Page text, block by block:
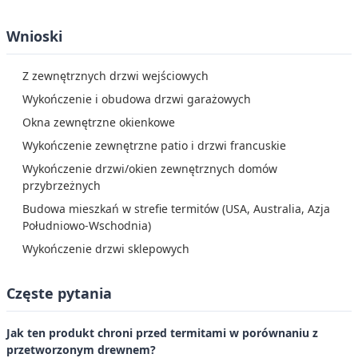
Wnioski
Z zewnętrznych drzwi wejściowych
Wykończenie i obudowa drzwi garażowych
Okna zewnętrzne okienkowe
Wykończenie zewnętrzne patio i drzwi francuskie
Wykończenie drzwi/okien zewnętrznych domów
przybrzeżnych
Budowa mieszkań w strefie termitów (USA, Australia, Azja
Południowo-Wschodnia)
Wykończenie drzwi sklepowych
Częste pytania
Jak ten produkt chroni przed termitami w porównaniu z
przetworzonym drewnem?